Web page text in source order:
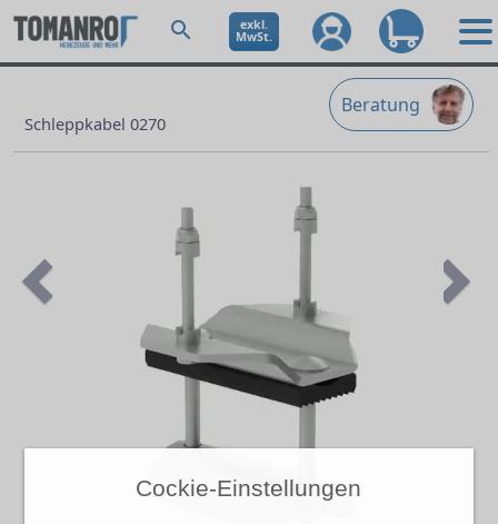
Cockie-Einstellungen
exkl.
MwSt.
Beratung
Schleppkabel 0270